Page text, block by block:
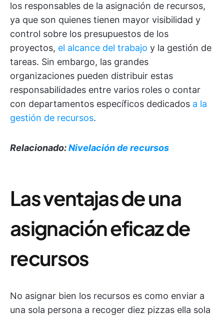
los responsables de la asignación de recursos,
ya que son quienes tienen mayor visibilidad y
control sobre los presupuestos de los
proyectos, el alcance del trabajo y la gestión de
tareas. Sin embargo, las grandes
organizaciones pueden distribuir estas
responsabilidades entre varios roles o contar
con departamentos específicos dedicados a la
gestión de recursos.
Relacionado:Nivelación de recursos
Las ventajas de una
asignación eficaz de
recursos
No asignar bien los recursos es como enviar a
una sola persona a recoger diez pizzas ella sola